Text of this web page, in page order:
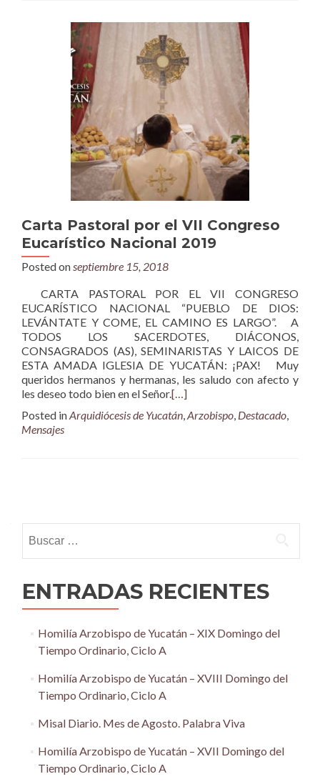
Carta Pastoral por el VII Congreso
Eucarístico Nacional 2019
Posted onseptiembre 15, 2018
CARTA PASTORAL POR EL VII CONGRESO
EUCARÍSTICO NACIONAL “PUEBLO DE DIOS:
LEVÁNTATE Y COME, EL CAMINO ES LARGO”. A
TODOS LOS SACERDOTES, DIÁCONOS,
CONSAGRADOS (AS), SEMINARISTAS Y LAICOS DE
ESTA AMADA IGLESIA DE YUCATÁN: ¡PAX! Muy
queridos hermanos y hermanas, les saludo con afecto y
les deseo todo bien en el Señor.[…]
Posted inArquidiócesis de Yucatán,Arzobispo, Destacado,
Mensajes
navigation
ENTRADAS RECIENTES
Homilía Arzobispo de Yucatán – XIX Domingo del
Tiempo Ordinario, Ciclo A
Homilía Arzobispo de Yucatán – XVIII Domingo del
Tiempo Ordinario, Ciclo A
Misal Diario. Mes de Agosto. Palabra Viva
Homilía Arzobispo de Yucatán – XVII Domingo del
Tiempo Ordinario, Ciclo A